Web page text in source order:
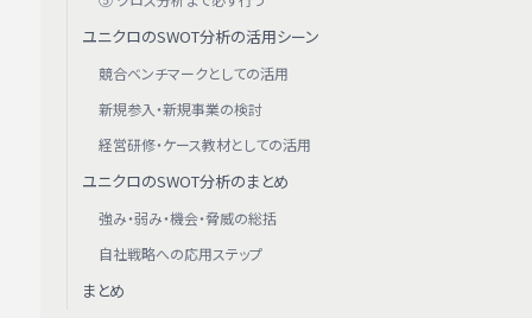
ユニクロのSWOT分析の活用シーン
競合ベンチマークとしての活用
新規参入・新規事業の検討
経営研修・ケース教材としての活用
ユニクロのSWOT分析のまとめ
強み・弱み・機会・脅威の総括
自社戦略への応用ステップ
まとめ